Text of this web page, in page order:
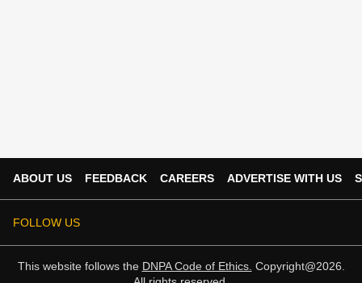
ABOUT US FEEDBACK CAREERS ADVERTISE WITH US
FOLLOW US
This website follows the DNPA Code of Ethics. Copyright@2026.